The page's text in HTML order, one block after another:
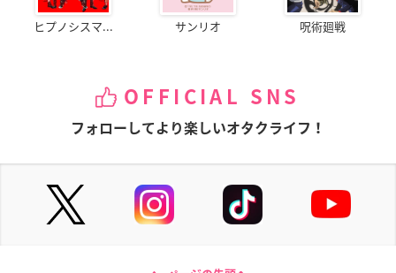
ヒプノシスマ... サンリオ 呪術廻戦
OFFICIAL SNS
フォローしてより楽しいオタクライフ！